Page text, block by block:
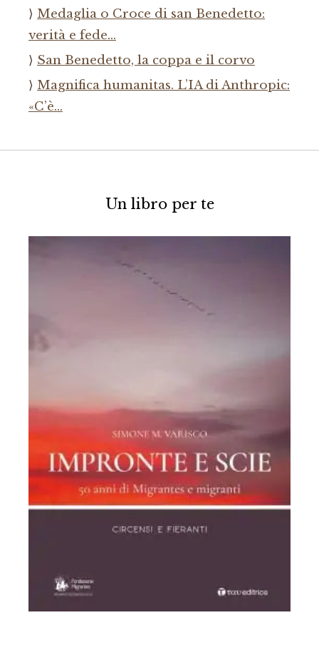
Medaglia o Croce di san Benedetto:
verità e fede…
San Benedetto, la coppa e il corvo
Magnifica humanitas. L’IA di Anthropic:
«C’è…
Un libro per te